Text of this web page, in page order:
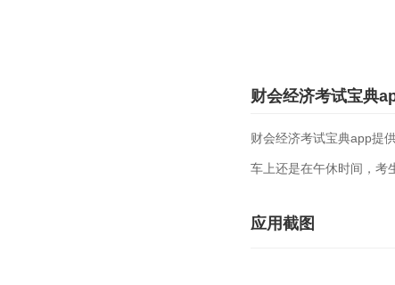
财会经济考试宝典
财会经济考试宝典app提
车上还是在午休时间，考
应用截图